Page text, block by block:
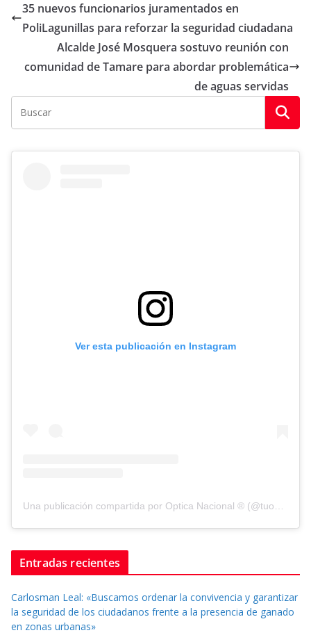
35 nuevos funcionarios juramentados en
PoliLagunillas para reforzar la seguridad ciudadana
Alcalde José Mosquera sostuvo reunión con
comunidad de Tamare para abordar problemática
de aguas servidas
Ver esta publicación en Instagram
Una publicación compartida por Optica Nacional ® (@tuopticanacional)
Entradas recientes
Carlosman Leal: «Buscamos ordenar la convivencia y garantizar
la seguridad de los ciudadanos frente a la presencia de ganado
en zonas urbanas»